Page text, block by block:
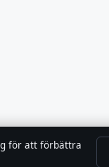
för att förbättra